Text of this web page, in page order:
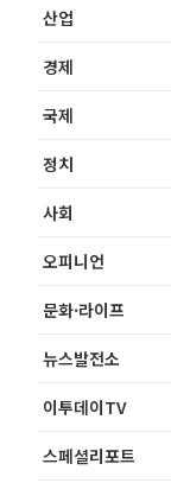
산업
경제
국제
정치
사회
오피니언
문화·라이프
뉴스발전소
이투데이TV
스페셜리포트